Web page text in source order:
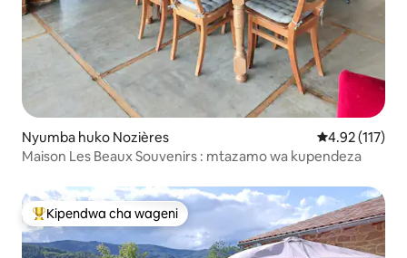
Nyumba huko Nozières Ukadiriaji wa
4.92 (117)
Maison Les Beaux Souvenirs : mtazamo wa kupendeza
Kipendwa maarufu cha wageni
Kipendwa cha wageni